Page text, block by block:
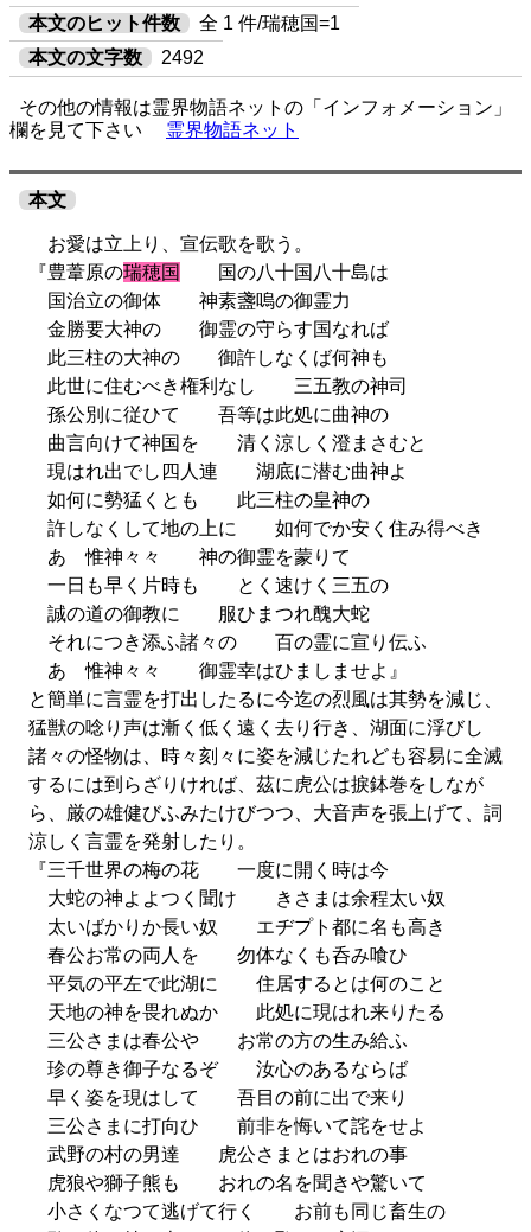
本文のヒット件数
全 1 件/瑞穂国=1
本文の文字数
2492
その他の情報は霊界物語ネットの「インフォメーション」
欄を見て下さい
霊界物語ネット
本文
お愛は立上り、宣伝歌を歌う。
『豊葦原の瑞穂国
国の八十国八十島は
国治立の御体 神素盞嗚の御霊力
金勝要大神の 御霊の守らす国なれば
此三柱の大神の 御許しなくば何神も
此世に住むべき権利なし 三五教の神司
孫公別に従ひて 吾等は此処に曲神の
曲言向けて神国を 清く涼しく澄まさむと
現はれ出でし四人連 湖底に潜む曲神よ
如何に勢猛くとも 此三柱の皇神の
許しなくして地の上に 如何でか安く住み得べき
あゝ惟神々々 神の御霊を蒙りて
一日も早く片時も とく速けく三五の
誠の道の御教に 服ひまつれ醜大蛇
それにつき添ふ諸々の 百の霊に宣り伝ふ
あゝ惟神々々 御霊幸はひましませよ』
と簡単に言霊を打出したるに今迄の烈風は其勢を減じ、
猛獣の唸り声は漸く低く遠く去り行き、湖面に浮びし
諸々の怪物は、時々刻々に姿を減じたれども容易に全滅
するには到らざりければ、茲に虎公は捩鉢巻をしなが
ら、厳の雄健びふみたけびつつ、大音声を張上げて、詞
涼しく言霊を発射したり。
『三千世界の梅の花 一度に開く時は今
大蛇の神よよつく聞け きさまは余程太い奴
太いばかりか長い奴 エヂプト都に名も高き
春公お常の両人を 勿体なくも呑み喰ひ
平気の平左で此湖に 住居するとは何のこと
天地の神を畏れぬか 此処に現はれ来りたる
三公さまは春公や お常の方の生み給ふ
珍の尊き御子なるぞ 汝心のあるならば
早く姿を現はして 吾目の前に出で来り
三公さまに打向ひ 前非を悔いて詫をせよ
武野の村の男達 虎公さまとはおれの事
虎狼や獅子熊も おれの名を聞きや驚いて
小さくなつて逃げて行く お前も同じ畜生の